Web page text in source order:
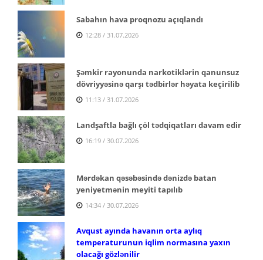
Sabahın hava proqnozu açıqlandı
12:28 / 31.07.2026
Şəmkir rayonunda narkotiklərin qanunsuz
dövriyyəsinə qarşı tədbirlər həyata keçirilib
11:13 / 31.07.2026
Landşaftla bağlı çöl tədqiqatları davam edir
16:19 / 30.07.2026
Mərdəkan qəsəbəsində dənizdə batan
yeniyetmənin meyiti tapılıb
14:34 / 30.07.2026
Avqust ayında havanın orta aylıq
temperaturunun iqlim normasına yaxın
olacağı gözlənilir